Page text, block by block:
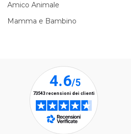
Amico Animale
Mamma e Bambino